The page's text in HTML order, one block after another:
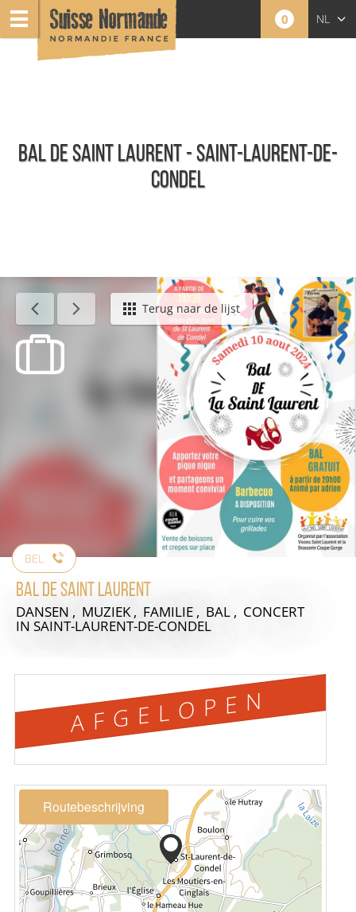
0 NL
BAL DE SAINT LAURENT - SAINT-LAURENT-DE-
CONDEL
Agenda - NederlandsTerug naar de lijst
BEL
Bal de Saint Laurent
DANSEN , MUZIEK , FAMILIE , BAL , CONCERT
IN SAINT-LAURENT-DE-CONDEL
AFGELOPEN
Routebeschrijving